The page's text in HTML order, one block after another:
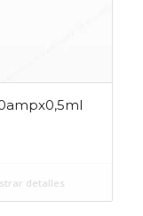
detalles